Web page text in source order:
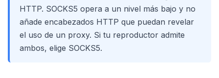
HTTP. SOCKS5 opera a un nivel más bajo y no
añade encabezados HTTP que puedan revelar
el uso de un proxy. Si tu reproductor admite
ambos, elige SOCKS5.